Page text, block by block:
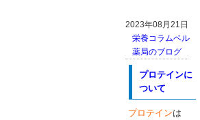
2023年08月21日
栄養コラムベル
薬局のブログ
プロテインに
ついて
プロテインは